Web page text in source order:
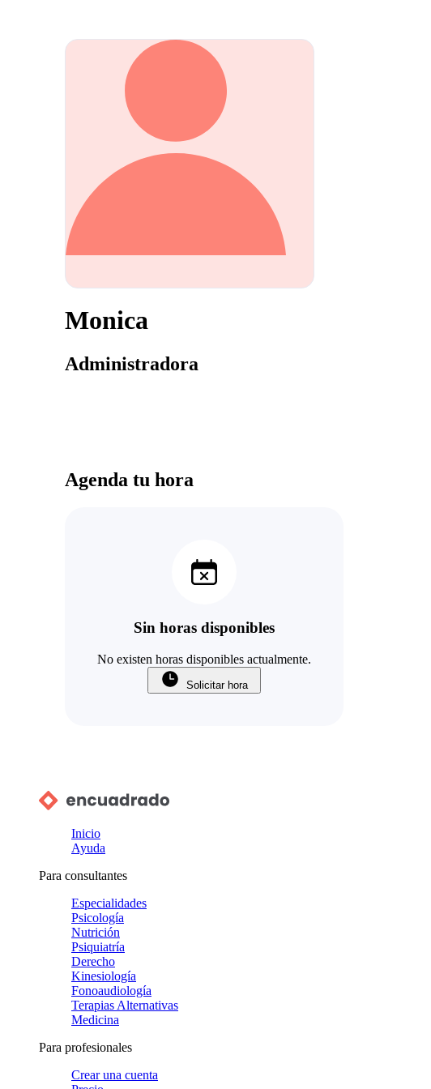
Monica
Administradora
Agenda tu hora
Sin horas disponibles
No existen horas disponibles actualmente.
Solicitar hora
Inicio
Ayuda
Para consultantes
Especialidades
Psicología
Nutrición
Psiquiatría
Derecho
Kinesiología
Fonoaudiología
Terapias Alternativas
Medicina
Para profesionales
Crear una cuenta